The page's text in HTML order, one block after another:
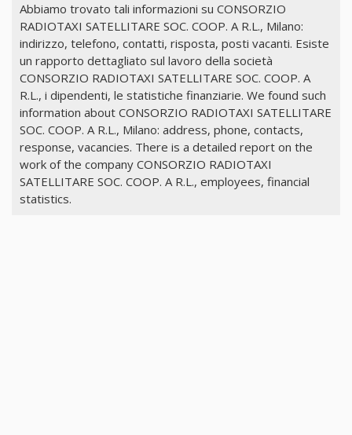
Abbiamo trovato tali informazioni su CONSORZIO
RADIOTAXI SATELLITARE SOC. COOP. A R.L., Milano:
indirizzo, telefono, contatti, risposta, posti vacanti. Esiste
un rapporto dettagliato sul lavoro della società
CONSORZIO RADIOTAXI SATELLITARE SOC. COOP. A
R.L., i dipendenti, le statistiche finanziarie. We found such
information about CONSORZIO RADIOTAXI SATELLITARE
SOC. COOP. A R.L., Milano: address, phone, contacts,
response, vacancies. There is a detailed report on the
work of the company CONSORZIO RADIOTAXI
SATELLITARE SOC. COOP. A R.L., employees, financial
statistics.